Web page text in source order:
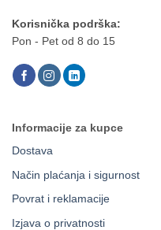
Korisnička podrška:
Pon - Pet od 8 do 15
Informacije za kupce
Dostava
Način plaćanja i sigurnost
Povrat i reklamacije
Izjava o privatnosti